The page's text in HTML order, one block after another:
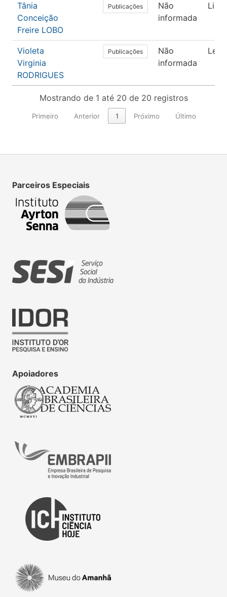
Tânia
Conceição
Freire LOBO
Publicações
Não
informada
Violeta
Virginia
RODRIGUES
Publicações
Não
informada
Mostrando de 1 até 20 de 20 registros
Primeiro Anterior 1 Próximo Último
Parceiros Especiais
Apoiadores